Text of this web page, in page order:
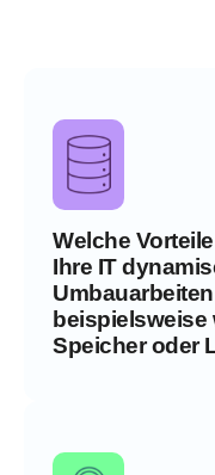
Welche
Ihre IT
beispielsweise
Speicher oder